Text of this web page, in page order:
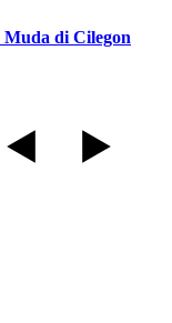
di Cilegon